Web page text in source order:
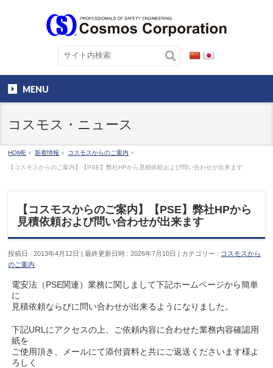
MENU
コスモス・ニュース
HOME » 新着情報 » コスモスからのご案内 »
【コスモスからのご案内】【PSE】弊社HPから見積依頼および問い合わせが出来ます
【コスモスからのご案内】【PSE】弊社HPから
見積依頼および問い合わせが出来ます
投稿日 : 2013年4月12日 最終更新日時 : 2026年7月10日 カテゴリー : コスモスから
のご案内
電安法（PSE関連）業務に関しまして下記ホームページから簡単
に
見積依頼ならびに問い合わせが出来るようになりました。
下記URLにアクセスの上、ご依頼内容に合わせた業務内容確認用
紙を
ご使用頂き、メールにて添付資料と共にご返送くださいます様よ
ろしく